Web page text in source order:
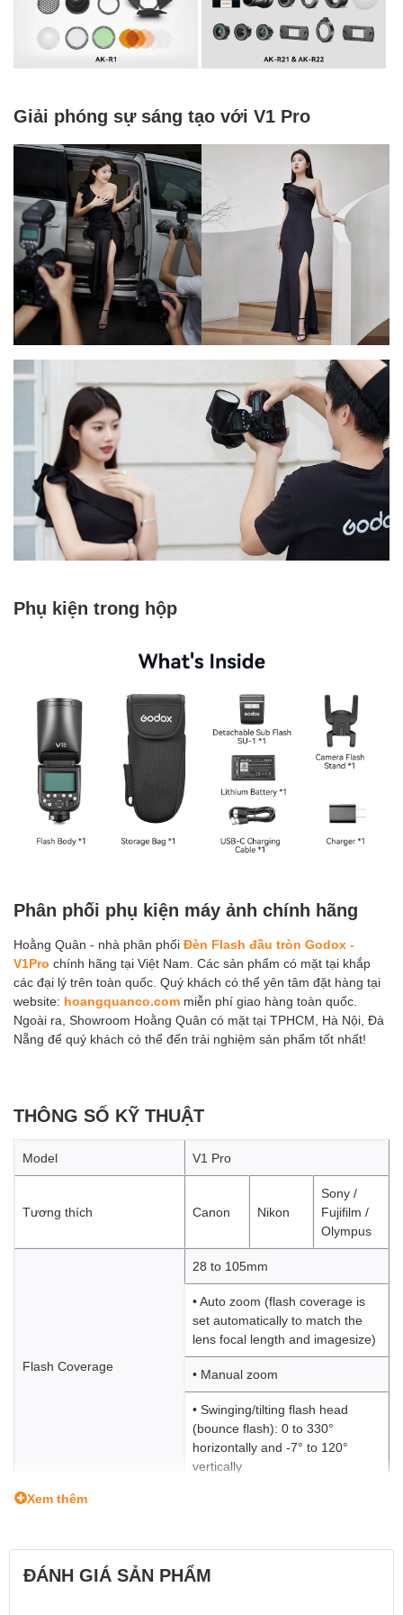
Giải phóng sự sáng tạo với V1 Pro
Phụ kiện trong hộp
Phân phối phụ kiện máy ảnh chính hãng
Hoằng Quân - nhà phân phối Đèn Flash đầu tròn Godox -
V1Pro chính hãng tại Việt Nam. Các sản phẩm có mặt tại khắp
các đại lý trên toàn quốc. Quý khách có thể yên tâm đặt hàng tại
website: hoangquanco.com miễn phí giao hàng toàn quốc.
Ngoài ra, Showroom Hoằng Quân có mặt tại TPHCM, Hà Nội, Đà
Nẵng để quý khách có thể đến trải nghiệm sản phẩm tốt nhất!
THÔNG SỐ KỸ THUẬT
Model V1 Pro
Tương thích Canon Nikon
Sony /
Fujifilm /
Olympus
Flash Coverage
28 to 105mm
• Auto zoom (flash coverage is
set automatically to match the
lens focal length and imagesize)
• Manual zoom
• Swinging/tilting flash head
(bounce flash): 0 to 330°
horizontally and -7° to 120°
vertically
Flash Duration
E-TTL II
Xem thêm
ĐÁNH GIÁ SẢN PHẨM